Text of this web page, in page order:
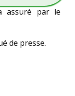
assuré par le
de presse.